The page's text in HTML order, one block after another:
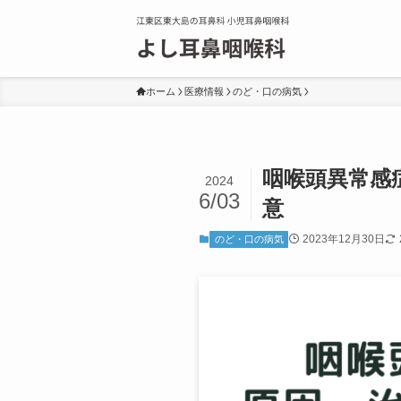
ホーム 医療情報 のど・口の病気
咽喉頭異常
意
2024
6/03
のど・口の病気 2023年12月30日